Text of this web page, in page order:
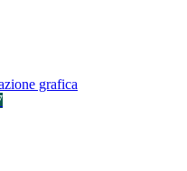
grafica